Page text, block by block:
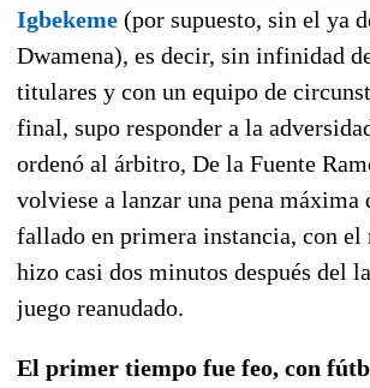
Igbekeme (por supuesto, sin el ya
Dwamena), es decir, sin infinidad
titulares y con un equipo de
final, supo responder a la
ordenó al árbitro, De la Fuente
volviese a lanzar una pena máxima
fallado en primera instancia, con el
hizo casi dos minutos después del
juego reanudado.
El primer tiempo fue feo, con